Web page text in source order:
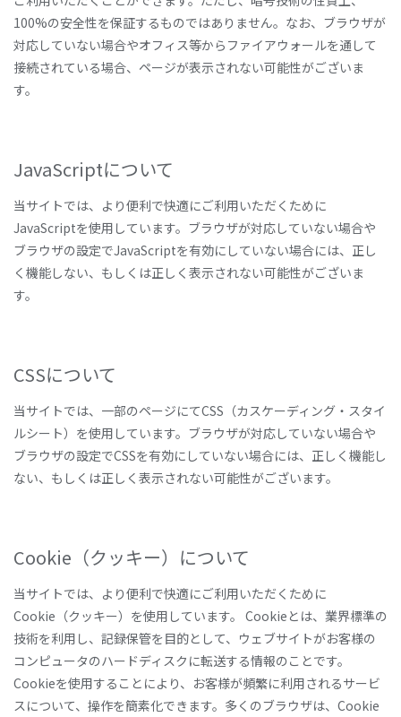
100%の安全性を保証するものではありません。なお、ブラウザが
対応していない場合やオフィス等からファイアウォールを通して
接続されている場合、ページが表示されない可能性がございま
す。
JavaScriptについて
当サイトでは、より便利で快適にご利用いただくために
JavaScriptを使用しています。ブラウザが対応していない場合や
ブラウザの設定でJavaScriptを有効にしていない場合には、正し
く機能しない、もしくは正しく表示されない可能性がございま
す。
CSSについて
当サイトでは、一部のページにてCSS（カスケーディング・スタイ
ルシート）を使用しています。ブラウザが対応していない場合や
ブラウザの設定でCSSを有効にしていない場合には、正しく機能し
ない、もしくは正しく表示されない可能性がございます。
Cookie（クッキー）について
当サイトでは、より便利で快適にご利用いただくために
Cookie（クッキー）を使用しています。 Cookieとは、業界標準の
技術を利用し、記録保管を目的として、ウェブサイトがお客様の
コンピュータのハードディスクに転送する情報のことです。
Cookieを使用することにより、お客様が頻繁に利用されるサービ
スについて、操作を簡素化できます。多くのブラウザは、Cookie